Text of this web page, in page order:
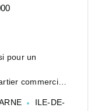
pour un
commercial
ILE-DE-